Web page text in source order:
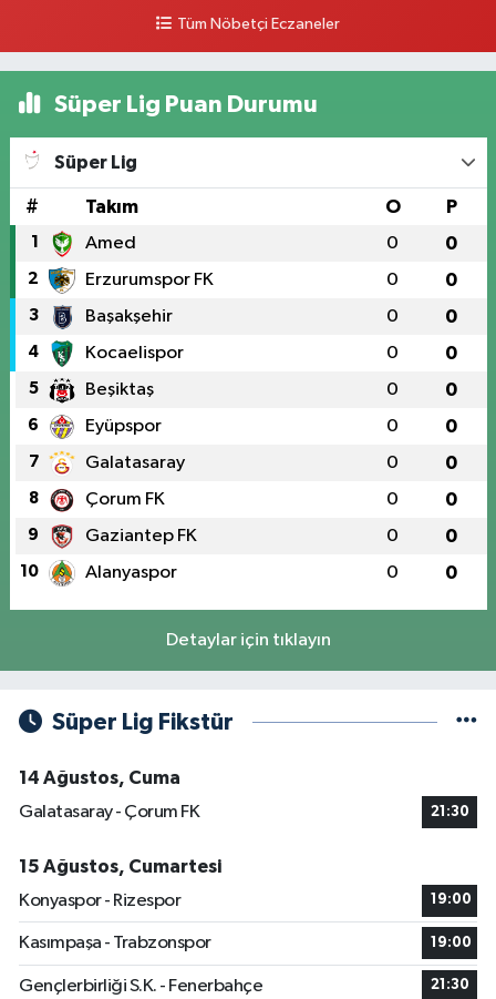
Tüm Nöbetçi Eczaneler
Süper Lig Puan Durumu
Süper Lig
# Takım O P
1 Amed 0 0
2 Erzurumspor FK 0 0
3 Başakşehir 0 0
4 Kocaelispor 0 0
5 Beşiktaş 0 0
6 Eyüpspor 0 0
7 Galatasaray 0 0
8 Çorum FK 0 0
9 Gaziantep FK 0 0
10 Alanyaspor 0 0
Detaylar için tıklayın
Süper Lig Fikstür
14 Ağustos, Cuma
Galatasaray - Çorum FK
21:30
15 Ağustos, Cumartesi
Konyaspor - Rizespor
19:00
Kasımpaşa - Trabzonspor 19:00
Gençlerbirliği S.K. - Fenerbahçe 21:30